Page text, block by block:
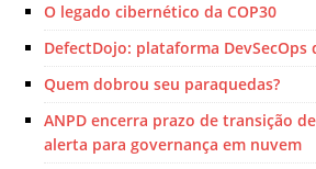
O legado cibernético da COP30
DefectDojo: plataforma
Quem dobrou seu paraquedas?
ANPD encerra prazo de transição
alerta para governança em nuvem